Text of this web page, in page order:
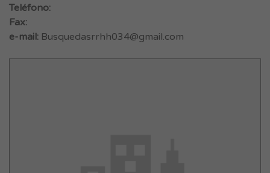
Teléfono:
Fax:
e-mail: Busquedasrrhh034@gmail.com